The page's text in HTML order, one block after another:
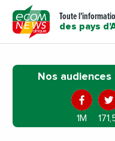
Toute
des pays
Nos
1M